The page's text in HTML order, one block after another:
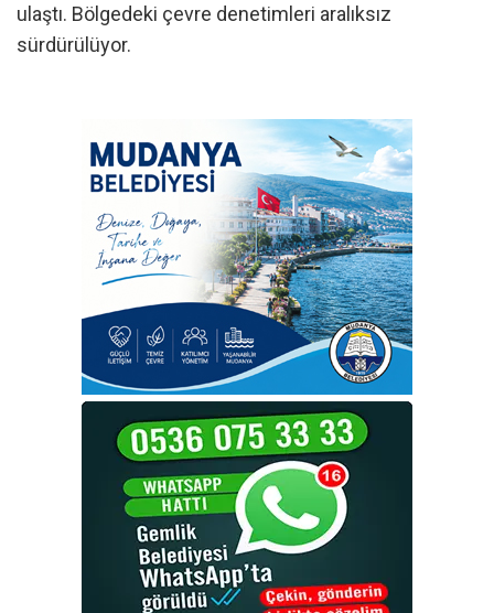
ulaştı. Bölgedeki çevre denetimleri aralıksız
sürdürülüyor.